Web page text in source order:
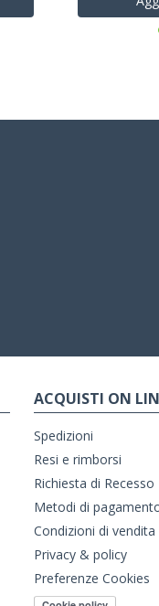
ACQUISTI ON
Spedizioni
Resi e rimborsi
Richiesta di Recesso
Metodi di
Condizioni di vendita
Privacy & policy
Preferenze Cookies